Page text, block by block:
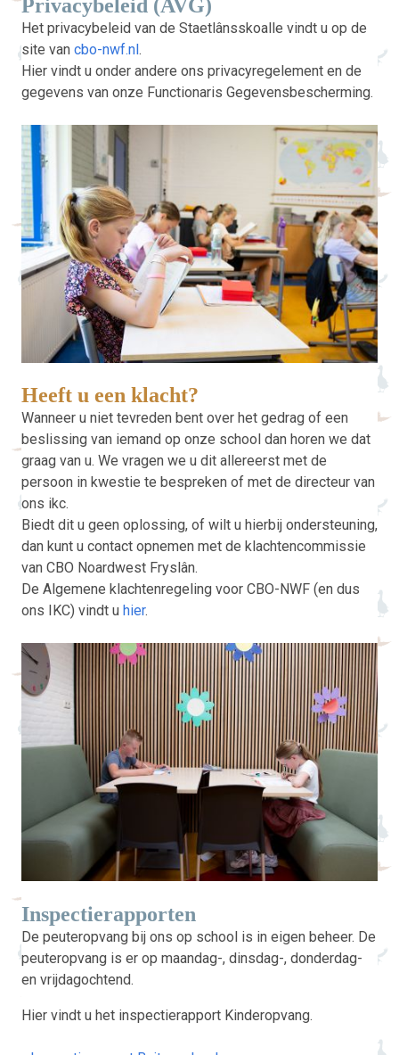
Privacybeleid (AVG)
Het privacybeleid van de Staetlânsskoalle vindt u op de
site van cbo-nwf.nl.
Hier vindt u onder andere ons privacyregelement en de
gegevens van onze Functionaris Gegevensbescherming.
Heeft u een klacht?
Wanneer u niet tevreden bent over het gedrag of een
beslissing van iemand op onze school dan horen we dat
graag van u. We vragen we u dit allereerst met de
persoon in kwestie te bespreken of met de directeur van
ons ikc.
Biedt dit u geen oplossing, of wilt u hierbij ondersteuning,
dan kunt u contact opnemen met de klachtencommissie
van CBO Noardwest Fryslân.
De Algemene klachtenregeling voor CBO-NWF (en dus
ons IKC) vindt u hier.
Inspectierapporten
De peuteropvang bij ons op school is in eigen beheer. De
peuteropvang is er op maandag-, dinsdag-, donderdag-
en vrijdagochtend.
Hier vindt u het inspectierapport Kinderopvang.